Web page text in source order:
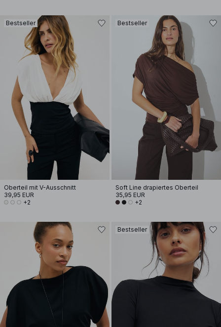
Bestseller
Oberteil mit V-Ausschnitt
39,95 EUR
+2
Bestseller
Soft Line drapiertes Oberteil
35,95 EUR
+2
Bestseller